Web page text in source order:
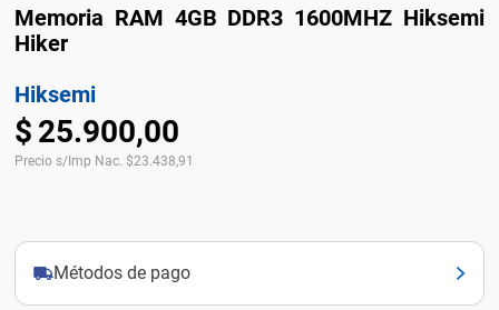
Memoria RAM 4GB DDR3 1600MHZ Hiksemi
Hiker
Hiksemi
$ 25.900,00
Precio s/Imp Nac. $23.438,91
Métodos de pago